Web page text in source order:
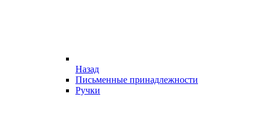
Назад
Письменные принадлежности
Ручки